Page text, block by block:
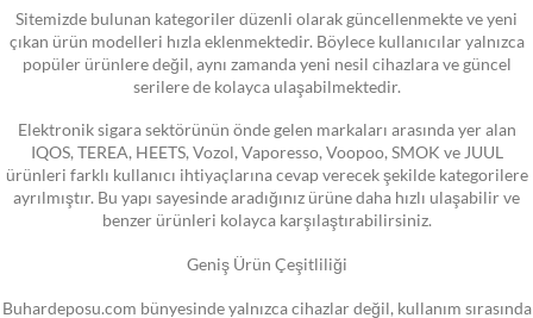
Sitemizde bulunan kategoriler düzenli olarak güncellenmekte ve yeni
çıkan ürün modelleri hızla eklenmektedir. Böylece kullanıcılar yalnızca
popüler ürünlere değil, aynı zamanda yeni nesil cihazlara ve güncel
serilere de kolayca ulaşabilmektedir.
Elektronik sigara sektörünün önde gelen markaları arasında yer alan
IQOS, TEREA, HEETS, Vozol, Vaporesso, Voopoo, SMOK ve JUUL
ürünleri farklı kullanıcı ihtiyaçlarına cevap verecek şekilde kategorilere
ayrılmıştır. Bu yapı sayesinde aradığınız ürüne daha hızlı ulaşabilir ve
benzer ürünleri kolayca karşılaştırabilirsiniz.
Geniş Ürün Çeşitliliği
Buhardeposu.com bünyesinde yalnızca cihazlar değil, kullanım sırasında